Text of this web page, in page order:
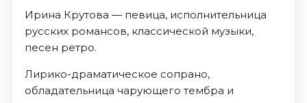
Ирина Крутова — певица, исполнительница
русских романсов, классической музыки,
песен ретро.
Лирико-драматическое сопрано,
обладательница чарующего тембра и